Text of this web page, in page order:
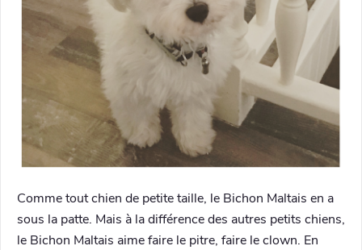
Comme tout chien de petite taille, le Bichon Maltais en a
sous la patte. Mais à la différence des autres petits chiens,
le Bichon Maltais aime faire le pitre, faire le clown. En